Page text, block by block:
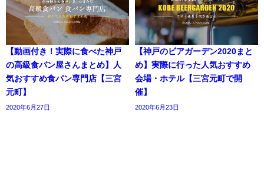
【動画付き！実際に食べた神戸
の高級食パン屋さんまとめ】人
気おすすめ食パン専門店【三宮
元町】
2020年6月27日
【神戸のビアガーデン2020まと
め】実際に行った人気おすすめ
会場・ホテル【三宮元町で開
催】
2020年6月23日